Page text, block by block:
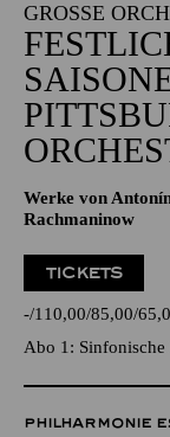
GROSSE
Werke von
Rachmaninow
TICKETS
- 110,00 85,00
Abo 1: Sinfonische
PHILHARMONIE